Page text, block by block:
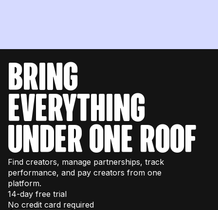
bring
everything
under one roof
Find creators, manage partnerships, track
performance, and pay creators from one
platform.
14-day free trial
No credit card required